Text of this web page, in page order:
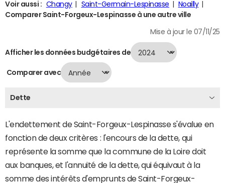
Voir aussi : Changy Saint-Germain-Lespinasse
Noailly
Comparer Saint-Forgeux-Lespinasse à une autre ville
Mise à jour le 07/11/25
Afficher les données budgétaires de
Comparer avec
Dette
L'endettement de Saint-Forgeux-Lespinasse s'évalue en
fonction de deux critères : l'encours de la dette, qui
représente la somme que la commune de la Loire doit
aux banques, et l'annuité de la dette, qui équivaut à la
somme des intérêts d'emprunts de Saint-Forgeux-